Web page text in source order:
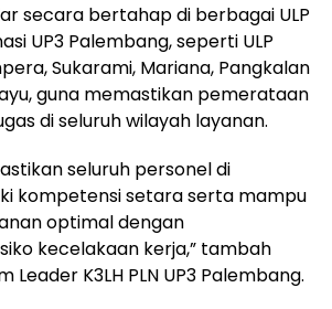
secara bertahap di berbagai ULP
UP3 Palembang, seperti ULP
Sukarami, Mariana, Pangkalan
guna memastikan pemerataan
di seluruh wilayah layanan.
seluruh personel di
kompetensi setara serta mampu
optimal dengan
kecelakaan kerja,” tambah
Leader K3LH PLN UP3 Palembang.